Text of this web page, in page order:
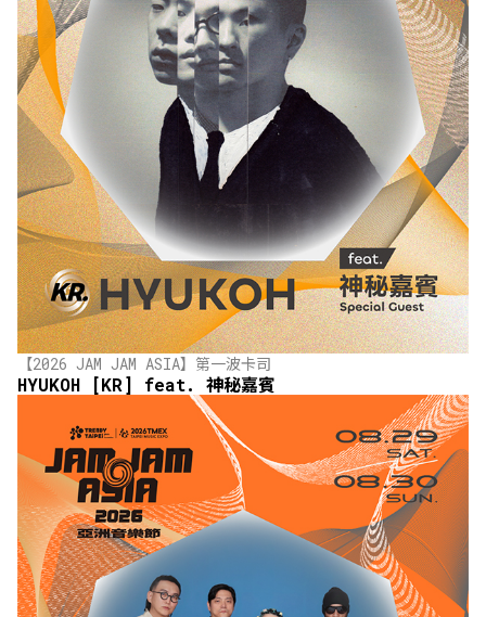
【2026 JAM JAM ASIA】第一波卡司
HYUKOH [KR] feat. 神秘嘉賓